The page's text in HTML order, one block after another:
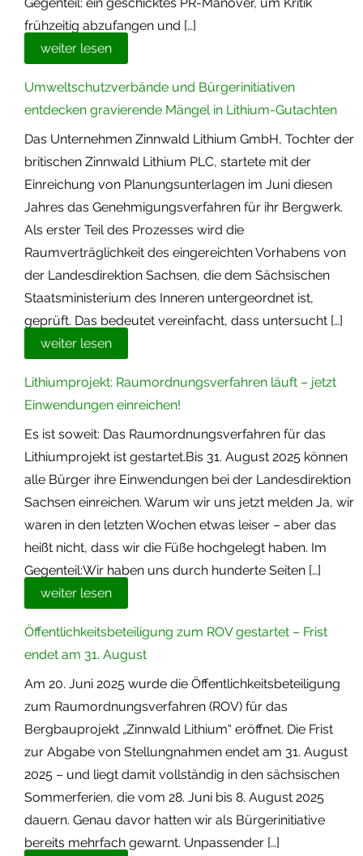
frühzeitig abzufangen und […]
weiter lesen
Umweltschutzverbände und Bürgerinitiativen
entdecken gravierende Mängel in Lithium-Gutachten
Das Unternehmen Zinnwald Lithium GmbH, Tochter der
britischen Zinnwald Lithium PLC, startete mit der
Einreichung von Planungsunterlagen im Juni diesen
Jahres das Genehmigungsverfahren für ihr Bergwerk.
Als erster Teil des Prozesses wird die
Raumverträglichkeit des eingereichten Vorhabens von
der Landesdirektion Sachsen, die dem Sächsischen
Staatsministerium des Inneren untergeordnet ist,
geprüft. Das bedeutet vereinfacht, dass untersucht […]
weiter lesen
Lithiumprojekt: Raumordnungsverfahren läuft – jetzt
Einwendungen einreichen!
Es ist soweit: Das Raumordnungsverfahren für das
Lithiumprojekt ist gestartet.Bis 31. August 2025 können
alle Bürger ihre Einwendungen bei der Landesdirektion
Sachsen einreichen. Warum wir uns jetzt melden Ja, wir
waren in den letzten Wochen etwas leiser – aber das
heißt nicht, dass wir die Füße hochgelegt haben. Im
Gegenteil:Wir haben uns durch hunderte Seiten […]
weiter lesen
Öffentlichkeitsbeteiligung zum ROV gestartet – Frist
endet am 31. August
Am 20. Juni 2025 wurde die Öffentlichkeitsbeteiligung
zum Raumordnungsverfahren (ROV) für das
Bergbauprojekt „Zinnwald Lithium“ eröffnet. Die Frist
zur Abgabe von Stellungnahmen endet am 31. August
2025 – und liegt damit vollständig in den sächsischen
Sommerferien, die vom 28. Juni bis 8. August 2025
dauern. Genau davor hatten wir als Bürgerinitiative
bereits mehrfach gewarnt. Unpassender […]